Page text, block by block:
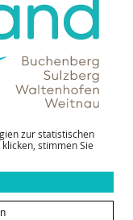
zur statistischen
stimmen Sie